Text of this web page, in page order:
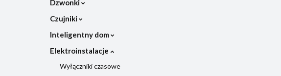
Dzwonki
Czujniki
Inteligentny dom
Elektroinstalacje
Wyłączniki czasowe